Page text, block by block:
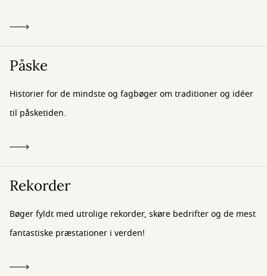
Påske
Historier for de mindste og fagbøger om traditioner og idéer
til påsketiden.
Rekorder
Bøger fyldt med utrolige rekorder, skøre bedrifter og de mest
fantastiske præstationer i verden!